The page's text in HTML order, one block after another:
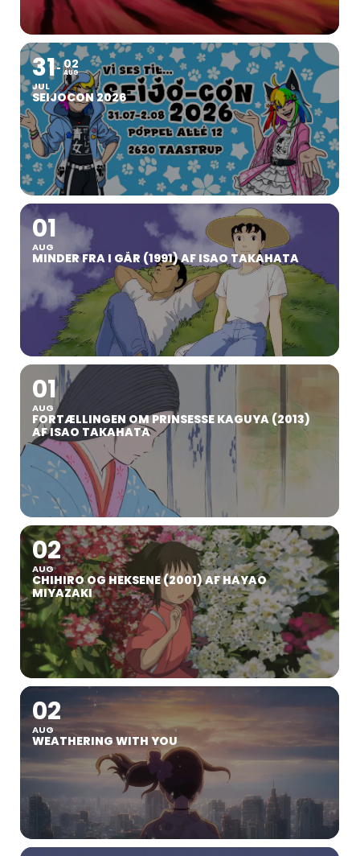
31
JUL
02
AUG
SEIJOCON 2026
01
AUG
MINDER FRA I GÅR (1991) AF ISAO TAKAHATA
01
AUG
FORTÆLLINGEN OM PRINSESSE KAGUYA (2013)
AF ISAO TAKAHATA
02
AUG
CHIHIRO OG HEKSENE (2001) AF HAYAO
MIYAZAKI
02
AUG
WEATHERING WITH YOU